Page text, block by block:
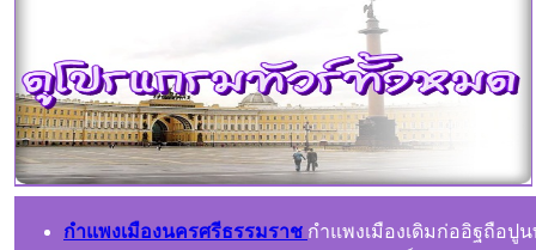
กำแพงเมืองนครศรีธรรมราช กำแพงเมืองเดิมก่ออิฐถือปู